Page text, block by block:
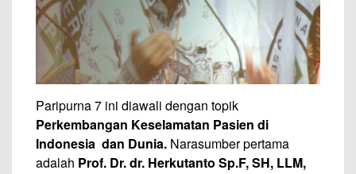
Paripurna 7 ini diawali dengan topik
Perkembangan Keselamatan Pasien di
Indonesia dan Dunia. Narasumber pertama
adalah Prof. Dr. dr. Herkutanto Sp.F, SH, LLM,